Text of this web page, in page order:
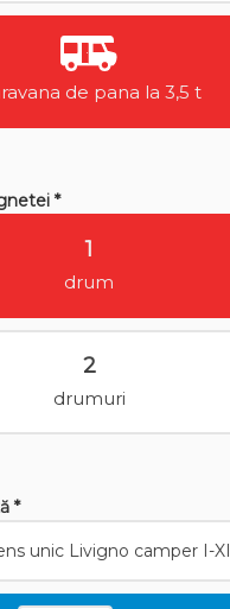
de pana la 3,5 t
*
1
drum
2
drumuri
*